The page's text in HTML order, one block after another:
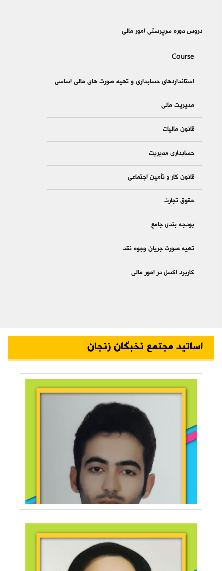
دروس دوره سرپرستی امور مالی
Course
استانداردهای حسابداری و تهیه صورت های مالی اساسی
مدیریت مالی
قانون مالیات
حسابداری مدیریت
قانون کار و تأمین اجتماعی
حقوق تجارت
بودجه بندی جامع
تهیه صورت جریان وجوه نقد
کاربرد اکسل در امور مالی
اساتید مجتمع نخبگان زنجان